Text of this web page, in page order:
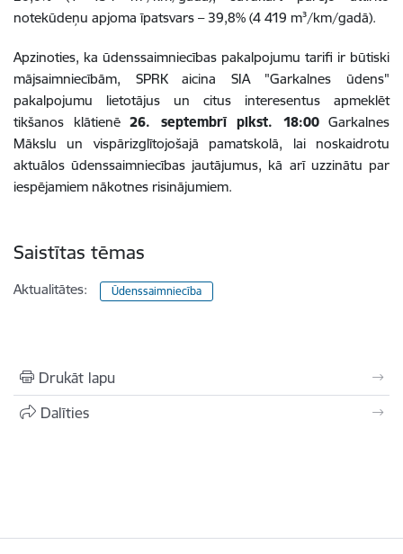
notekūdeņu apjoma īpatsvars – 39,8% (4 419 m³/km/gadā).
Apzinoties, ka ūdenssaimniecības pakalpojumu tarifi ir būtiski
mājsaimniecībām, SPRK aicina SIA "Garkalnes ūdens"
pakalpojumu lietotājus un citus interesentus apmeklēt
tikšanos klātienē 26. septembrī plkst. 18:00Garkalnes
Mākslu un vispārizglītojošajā pamatskolā, lai noskaidrotu
aktuālos ūdenssaimniecības jautājumus, kā arī uzzinātu par
iespējamiem nākotnes risinājumiem.
Saistītas tēmas
Aktualitātes: Ūdenssaimniecība
Drukāt lapu
Dalīties